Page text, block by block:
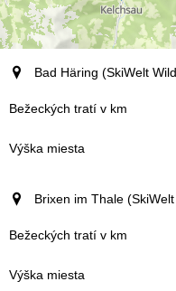
Miesto (región)
Bežeckých tratí v km
Bad Häring (SkiWelt
Brixen im Thale